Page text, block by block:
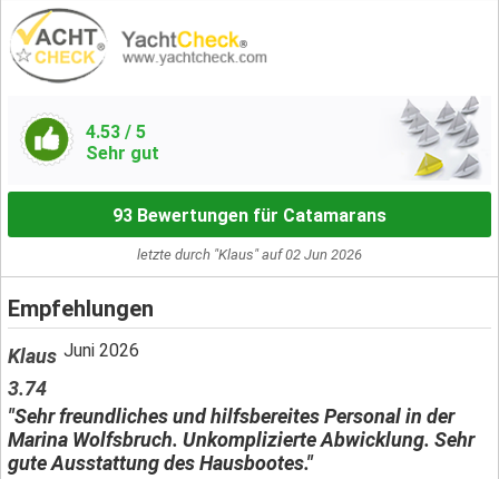
4.53 / 5
Sehr gut
93 Bewertungen für Catamarans
letzte durch "Klaus" auf 02 Jun 2026
Empfehlungen
Klaus Juni 2026
3.74
"Sehr freundliches und hilfsbereites Personal in der
Marina Wolfsbruch. Unkomplizierte Abwicklung. Sehr
gute Ausstattung des Hausbootes."